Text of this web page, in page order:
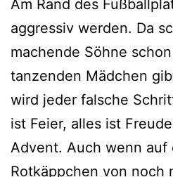
Am Rand des
aggressiv werden. Da
machende Söhne
tanzenden Mädchen
wird jeder falsche
ist Feier, alles ist
Advent. Auch wenn auf
Rotkäppchen von noch